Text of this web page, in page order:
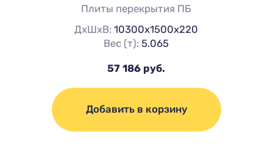
Плиты перекрытия ПБ
ДхШхВ:10300х1500х220
Вес (т):5.065
57 186 руб.
Добавить в корзину